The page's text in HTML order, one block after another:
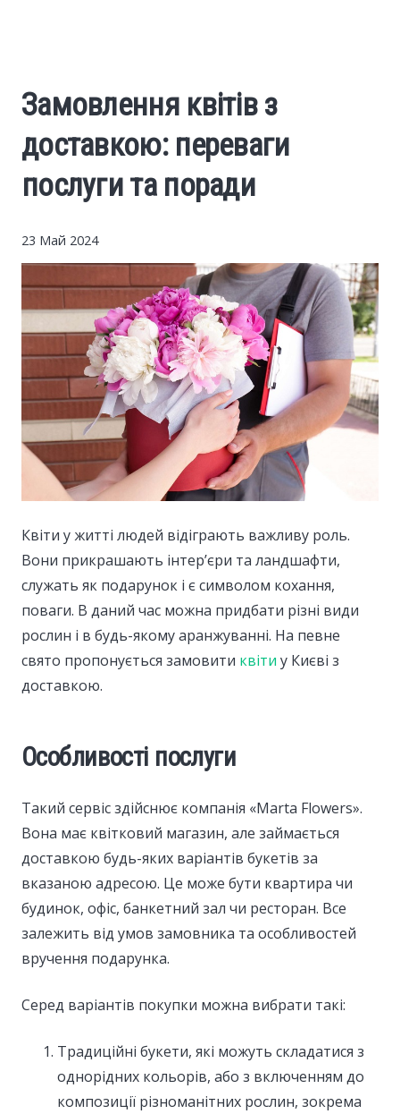
Finance
Investments
Politics
Sport
Style
Замовлення квітів з
доставкою: переваги
послуги та поради
23 Май 2024
Квіти у житті людей відіграють важливу роль.
Вони прикрашають інтер’єри та ландшафти,
служать як подарунок і є символом кохання,
поваги. В даний час можна придбати різні види
рослин і в будь-якому аранжуванні. На певне
свято пропонується замовити квіти у Києві з
доставкою.
Особливості послуги
Такий сервіс здійснює компанія «Marta Flowers».
Вона має квітковий магазин, але займається
доставкою будь-яких варіантів букетів за
вказаною адресою. Це може бути квартира чи
будинок, офіс, банкетний зал чи ресторан. Все
залежить від умов замовника та особливостей
вручення подарунка.
Серед варіантів покупки можна вибрати такі:
Традиційні букети, які можуть складатися з
однорідних кольорів, або з включенням до
композиції різноманітних рослин, зокрема